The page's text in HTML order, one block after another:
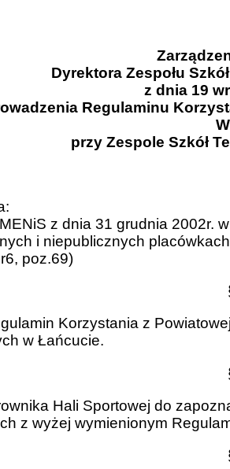
Dyrektora Zespołu
z dnia 19
Regulaminu
przy Zespole Szkół
z dnia 31 grudnia 2002r.
i niepublicznych
poz.69)
Korzystania z
w Łańcucie.
Hali Sportowej do
z wyżej wymienionym